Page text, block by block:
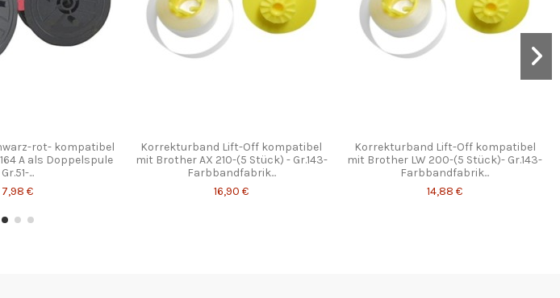
rot- kompatibel
A als Doppelspule
Gr.51-...
7,98 €
Korrekturband Lift-Off kompatibel
mit Brother AX 210-(5 Stück) - Gr.143-
Farbbandfabrik...
16,90 €
Korrekturband Lift-Off kompatibel
mit Brother LW 200-(5 Stück)- Gr.143-
Farbbandfabrik...
14,88 €